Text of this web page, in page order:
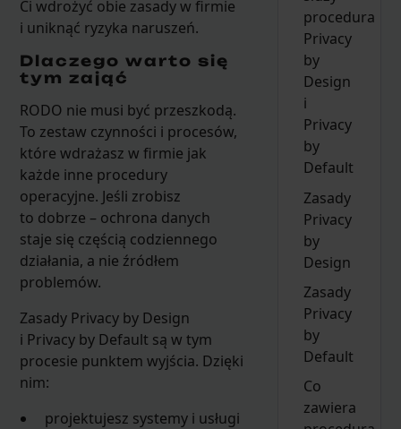
Ci wdrożyć obie zasady w firmie
i uniknąć ryzyka naruszeń.
Dlaczego warto się
tym zająć
RODO nie musi być przeszkodą.
To zestaw czynności i procesów,
które wdrażasz w firmie jak
każde inne procedury
operacyjne. Jeśli zrobisz
to dobrze – ochrona danych
staje się częścią codziennego
działania, a nie źródłem
problemów.
Zasady Privacy by Design
i Privacy by Default są w tym
procesie punktem wyjścia. Dzięki
nim:
projektujesz systemy i usługi
procedura
Privacy
by
Design
i
Privacy
by
Default
Zasady
Privacy
by
Design
Zasady
Privacy
by
Default
Co
zawiera